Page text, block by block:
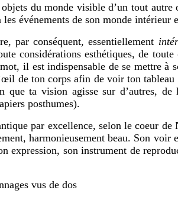
du monde visible d’un tout autre
événements de son monde intérieur
conséquent, essentiellement
considérations esthétiques, de
il est indispensable de se mettre à
de ton corps afin de voir ton tableau
ta vision agisse sur d’autres, de
posthumes).
par excellence, selon le coeur
harmonieusement beau. Son voir
expression, son instrument de
vus de dos